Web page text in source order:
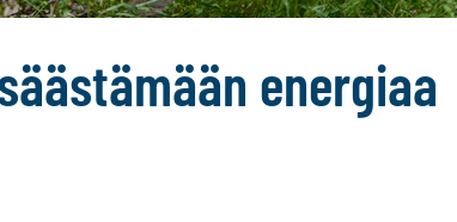
energiaa